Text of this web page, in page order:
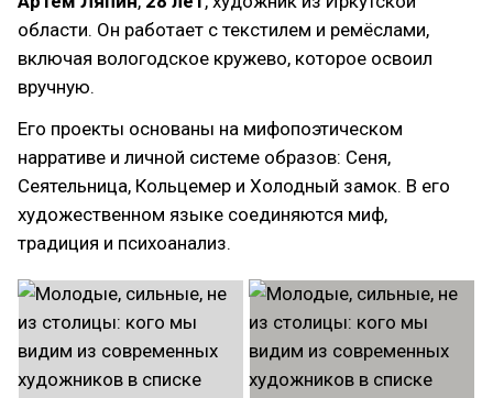
области. Он работает с текстилем и ремёслами,
включая вологодское кружево, которое освоил
вручную.
Его проекты основаны на мифопоэтическом
нарративе и личной системе образов: Сеня,
Сеятельница, Кольцемер и Холодный замок. В его
художественном языке соединяются миф,
традиция и психоанализ.